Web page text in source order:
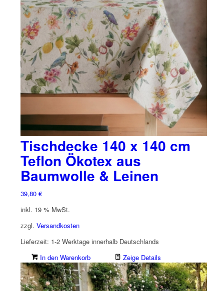
Tischdecke 140 x 140 cm
Teflon Ökotex aus
Baumwolle & Leinen
39,80 €
inkl. 19 % MwSt.
zzgl. Versandkosten
Lieferzeit: 1-2 Werktage innerhalb Deutschlands
In den Warenkorb
Zeige Details